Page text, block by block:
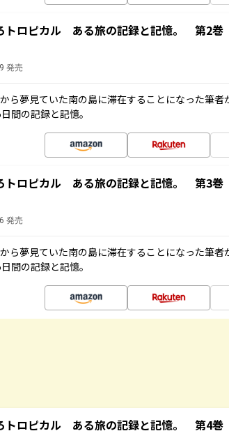
トロピカル ある旅の記録と記憶。 第2巻
発売
ら夢見ていた南の島に滞在することになった筆
間の記録と記憶。
トロピカル ある旅の記録と記憶。 第3巻
発売
ら夢見ていた南の島に滞在することになった筆
間の記録と記憶。
トロピカル ある旅の記録と記憶。 第4巻